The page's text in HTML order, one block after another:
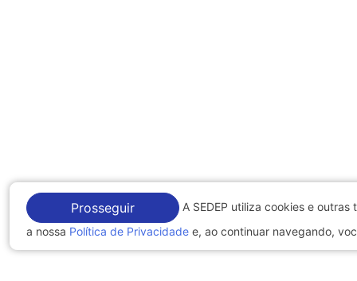
Prosseguir
A SEDEP utiliza cookies e
a nossa Política de Privacidade e, ao continuar navegando,